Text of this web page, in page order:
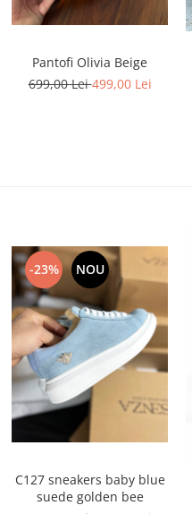
Pantofi Olivia Beige
699,00 Lei499,00 Lei
-23% NOU
C127 sneakers baby blue
suede golden bee